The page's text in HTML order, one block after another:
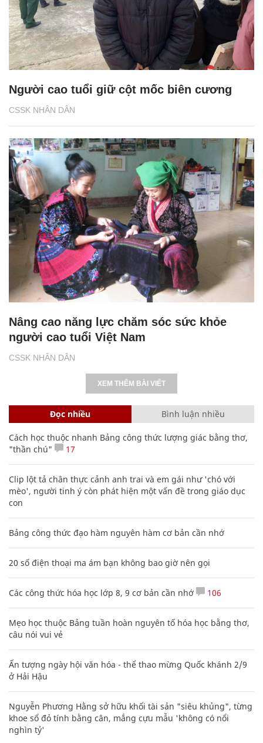
CSSK NHÂN DÂN
Người cao tuổi giữ cột mốc biên cương
CSSK NHÂN DÂN
Nâng cao năng lực chăm sóc sức khỏe
người cao tuổi Việt Nam
XEM THÊM BÀI VIẾT
Đọc nhiều Bình luận nhiều
Cách học thuộc nhanh Bảng công thức lượng giác bằng thơ,
"thần chú"
17
Clip lột tả chân thực cảnh anh trai và em gái như 'chó với
mèo', người tinh ý còn phát hiện một vấn đề trong giáo dục
con
Bảng công thức đạo hàm nguyên hàm cơ bản cần nhớ
20 số điện thoại ma ám bạn không bao giờ nên gọi
Các công thức hóa học lớp 8, 9 cơ bản cần nhớ 106
Mẹo học thuộc Bảng tuần hoàn nguyên tố hóa học bằng thơ,
câu nói vui vẻ
Ấn tượng ngày hội văn hóa - thể thao mừng Quốc khánh 2/9
ở Hải Hậu
Nguyễn Phương Hằng sở hữu khối tài sản "siêu khủng", từng
khoe sổ đỏ tính bằng cân, mắng cựu mẫu 'không có nổi
nghìn tỷ'